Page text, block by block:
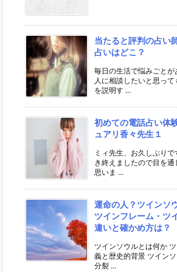
当たると評判の占い
占いはどこ？
毎日の生活で悩みごと
人に相談したいと思っ
を説明す ...
初めての電話占い体
ュアリ香々先生１
ミィ先生、お久しぶり
き終えましたので目を通
思いま ...
運命の人？ツインソ
ツインフレーム・ツ
違いと確かめ方は？
ツインソウルとは何か
義と歴史的背景 ツイン
分裂 ...